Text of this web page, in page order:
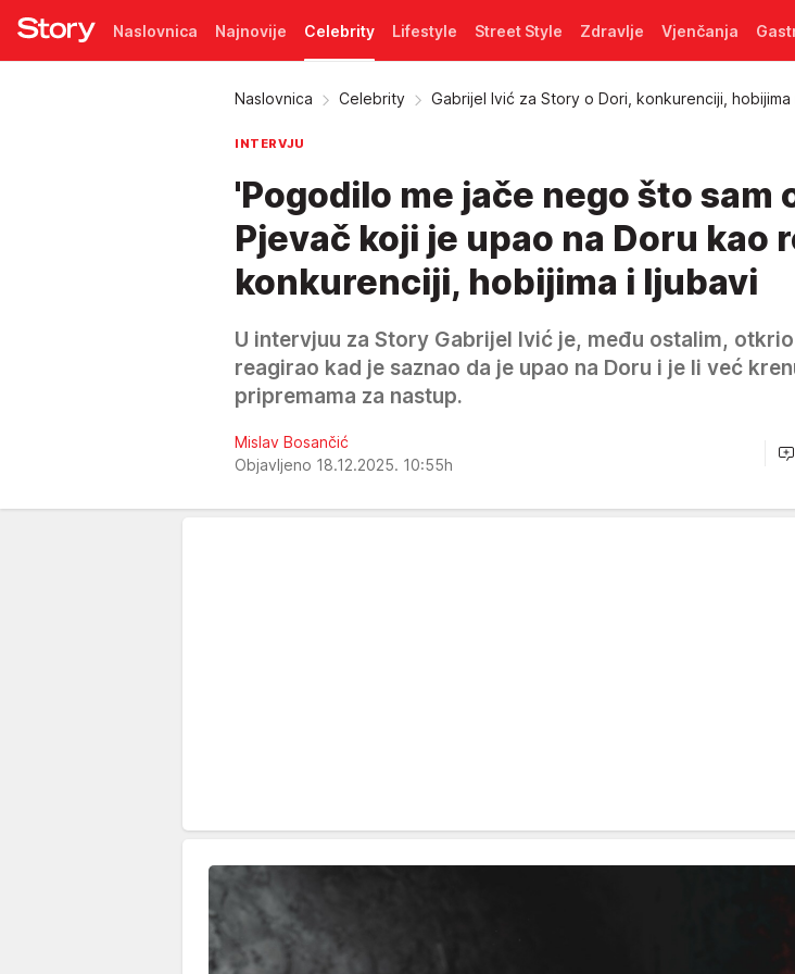
Naslovnica Najnovije Celebrity Lifestyle Street Style Zdravlje Vjenčanja
Naslovnica Celebrity Gabrijel Ivić za Story o Dori, konkurenciji, hobijima
INTERVJU
'Pogodilo me jače nego što sam
Pjevač koji je upao na Doru kao
konkurenciji, hobijima i ljubavi
U intervjuu za Story Gabrijel Ivić je, među ostalim,
reagirao kad je saznao da je upao na Doru i je li već
pripremama za nastup.
Mislav Bosančić
Objavljeno 18.12.2025. 10:55h